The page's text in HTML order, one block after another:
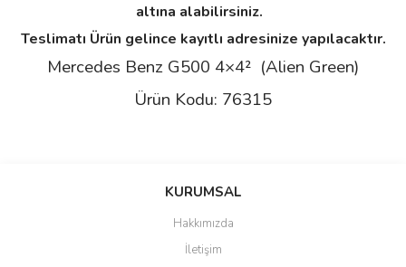
altına alabilirsiniz.
Teslimatı Ürün gelince kayıtlı adresinize yapılacaktır.
Mercedes Benz G500 4×4² (Alien Green)
Ürün Kodu: 76315
Bu ürüne ilk yorumu siz yapın!
Yorum Yaz
Ürün resmi kalitesiz, bozuk veya görüntülenemiyor.
KURUMSAL
Hakkımızda
İletişim